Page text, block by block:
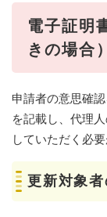
電子証明
きの場合）
申請者の意思確
を記載し、代理
していただく必要
更新対象